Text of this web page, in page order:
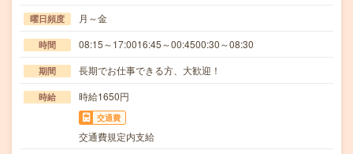
曜日頻度 月～金
時間 08:15～17:0016:45～00:4500:30～08:30
期間 長期でお仕事できる方、大歓迎！
時給 時給1650円
交通費
交通費規定内支給